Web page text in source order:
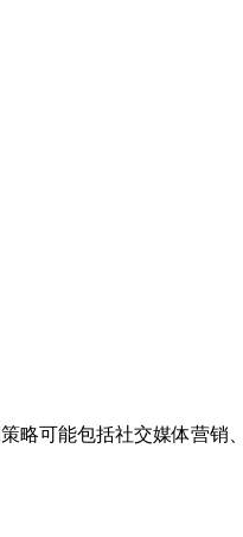
略可能包括社交媒体营